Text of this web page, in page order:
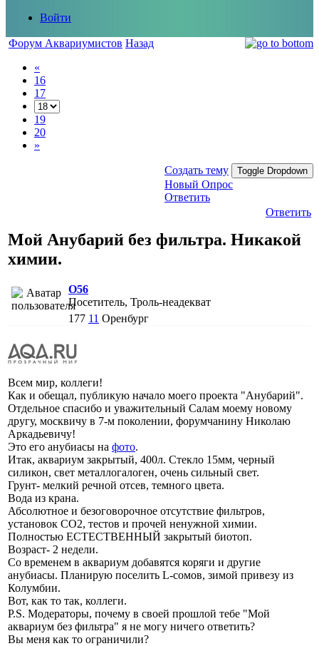
Войти
Форум Аквариумистов Назад
«
16
17
19
20
»
Создать тему Toggle Dropdown
Новый Опрос
Ответить
Ответить
Мой Анубарий без фильтра. Никакой
химии.
O56
Посетитель, Троль-неадекват
177 11 Оренбург
Всем мир, коллеги!
Как и обещал, публикую начало моего проекта "Анубарий".
Отдельное спасибо и уважительный Салам моему новому
другу, москвичу в 7-м поколении, форумчанину Николаю
Аркадьевичу!
Это его анубиасы на фото.
Итак, аквариум закрытый, 400л. Стекло 15мм, черный
силикон, свет металлогалоген, очень сильный свет.
Грунт- мелкий речной отсев, темного цвета.
Вода из крана.
Абсолютное и безоговорочное отсутствие фильтров,
установок СО2, тестов и прочей ненужной химии.
Полностью ЕСТЕСТВЕННЫЙ закрытый биотоп.
Возраст- 2 недели.
Со временем в аквариум добавятся коряги и другие
анубиасы. Планирую поселить L-сомов, зимой привезу из
Колумбии.
Вот, как то так, коллеги.
P.S. Модераторы, почему в своей прошлой тебе "Мой
аквариум без фильтра" я не могу ничего ответить?
Вы меня как то ограничили?